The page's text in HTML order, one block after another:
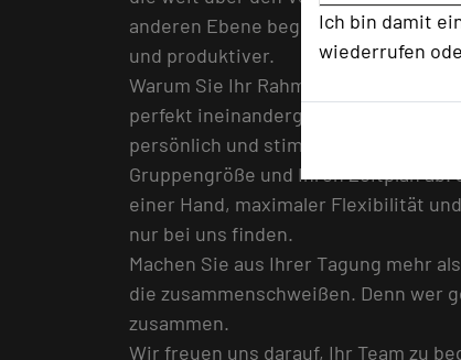
Ich bin damit
wiederrufen
anderen Ebene begegnen, entsteht
und produktiver.
Warum Sie Ihr Rahmenprogramm
perfekt ineinandergreift. Von der
persönlich und stimmen jedes
Gruppengröße und Ihren Zeitplan
einer Hand, maximaler Flexibilität
nur bei uns finden.
Machen Sie aus Ihrer Tagung mehr
die zusammenschweißen. Denn wer
zusammen.
Wir freuen uns darauf, Ihr Team zu